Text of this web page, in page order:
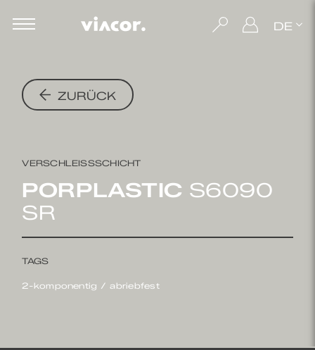
DE
ZURÜCK
VERSCHLEISSSCHICHT
PORPLASTIC S6090
SR
TAGS
2-komponentig abriebfest